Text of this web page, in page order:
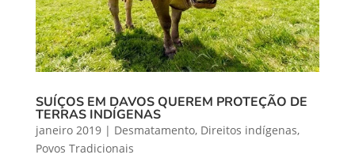
SUÍÇOS EM DAVOS QUEREM PROTEÇÃO DE
TERRAS INDÍGENAS
janeiro 2019| Desmatamento, Direitos indígenas,
Povos Tradicionais